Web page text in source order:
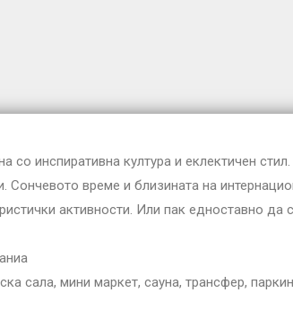
инспиративна култура и еклектичен
време и близината на
активности. Или пак едноставно да
сала, мини маркет, сауна, трансфер,